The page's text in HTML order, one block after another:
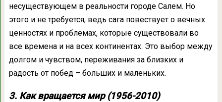
несуществующем в реальности городе Салем. Но
этого и не требуется, ведь сага повествует о вечных
ценностях и проблемах, которые существовали во
все времена и на всех континентах. Это выбор между
долгом и чувством, переживания за близких и
радость от побед – больших и маленьких.
3. Как вращается мир (1956-2010)